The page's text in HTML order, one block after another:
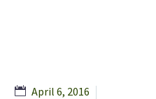
April 6, 2016